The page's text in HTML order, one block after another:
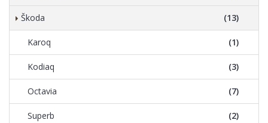
Škoda (13)
Karoq (1)
Kodiaq (3)
Octavia (7)
Superb (2)